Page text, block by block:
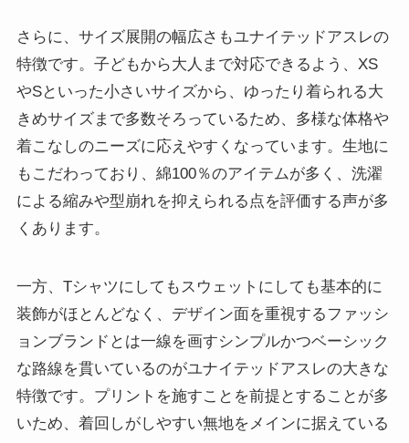
さらに、サイズ展開の幅広さもユナイテッドアスレの
特徴です。子どもから大人まで対応できるよう、XS
やSといった小さいサイズから、ゆったり着られる大
きめサイズまで多数そろっているため、多様な体格や
着こなしのニーズに応えやすくなっています。生地に
もこだわっており、綿100％のアイテムが多く、洗濯
による縮みや型崩れを抑えられる点を評価する声が多
くあります。
一方、Tシャツにしてもスウェットにしても基本的に
装飾がほとんどなく、デザイン面を重視するファッシ
ョンブランドとは一線を画すシンプルかつベーシック
な路線を貫いているのがユナイテッドアスレの大きな
特徴です。プリントを施すことを前提とすることが多
いため、着回しがしやすい無地をメインに据えている